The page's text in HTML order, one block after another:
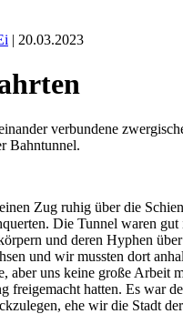
| 20.03.2023
Bahntunnel.
Zug ruhig über die
Die Tunnel waren
und deren Hyphen
und wir mussten dort
aber uns keine große Arbeit
freigemacht hatten. Es war
ehe wir die Stadt